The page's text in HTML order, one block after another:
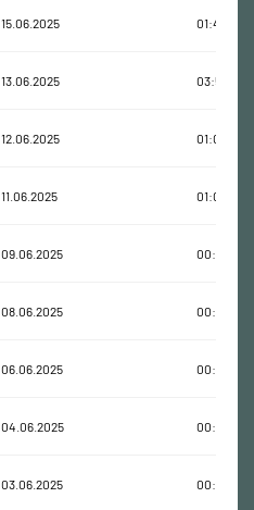
15.06.2025 01:40:43
13.06.2025 03:56:27
12.06.2025 01:03:48
11.06.2025 01:09:43
09.06.2025 00:38:10
08.06.2025 00:46:44
06.06.2025 00:52:23
04.06.2025 00:36:15
03.06.2025 00:44:19